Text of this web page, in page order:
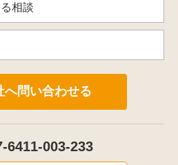
相談
6411-003-233